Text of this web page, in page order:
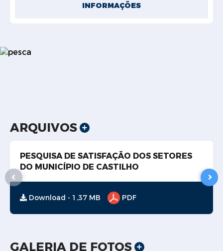
INFORMAÇÕES
ARQUIVOS
PESQUISA DE SATISFAÇÃO DOS SETORES
DO MUNICÍPIO DE CASTILHO
Download - 1,37 MB PDF
GALERIA DE FOTOS